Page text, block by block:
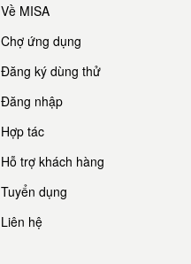
Về MISA
Chợ ứng dụng
Đăng ký dùng thử
Đăng nhập
Hợp tác
Hỗ trợ khách hàng
Tuyển dụng
Liên hệ